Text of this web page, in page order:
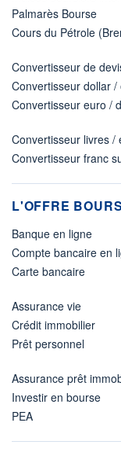
Palmarès Bourse
Cours du Pétrole
Convertisseur de
Convertisseur dollar /
Convertisseur euro /
Convertisseur livres /
Convertisseur franc
L'OFFRE
Banque en ligne
Compte bancaire en
Carte bancaire
Assurance vie
Crédit immobilier
Prêt personnel
Assurance prêt
Investir en bourse
PEA